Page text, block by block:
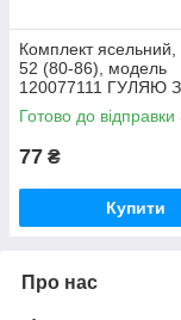
Комплект ясельний,
52 (80-86), модель
120077111 ГУЛЯЮ З
РОДИТЕЛЯМИ —
Готово до відправки
77 ₴
Купити
Про нас